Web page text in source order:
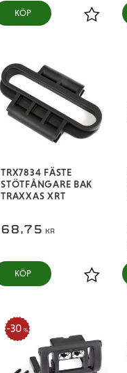
Lägg
KÖP
TRX7834 FÄSTE
STÖTFÅNGARE BAK
TRAXXAS XRT
68,75 KR
Lägg
KÖP
30 %